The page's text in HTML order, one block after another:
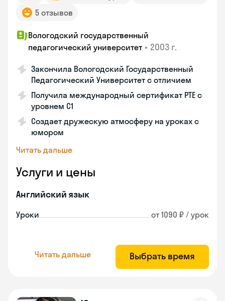
5 отзывов
Вологодский государственный
педагогический университет • 2003 г.
Закончила Вологодский Государственный
Педагогический Университет с отличием
Получила международный сертификат PTE с
уровнем C1
Создает дружескую атмосферу на уроках с
юмором
Читать дальше
Услуги и цены
Английский язык
Уроки от 1090 ₽ / урок
Читать дальше Выбрать время